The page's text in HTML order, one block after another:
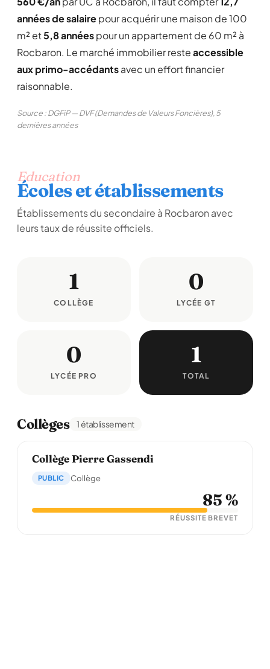
années de salairepour acquérir une maison de 100
m² et5,8 annéespour un appartement de 60 m² à
Rocbaron. Le marché immobilier resteaccessible
aux primo-accédantsavec un effort financier
raisonnable.
Source : DGFiP — DVF (Demandes de Valeurs Foncières), 5
dernières années
Education
Écoles et établissements
Établissements du secondaire à Rocbaron avec
leurs taux de réussite officiels.
1
COLLÈGE
0
LYCÉE GT
0
LYCÉE PRO
1
TOTAL
Collèges 1 établissement
Collège Pierre Gassendi
PUBLIC Collège
85 %
RÉUSSITE BREVET